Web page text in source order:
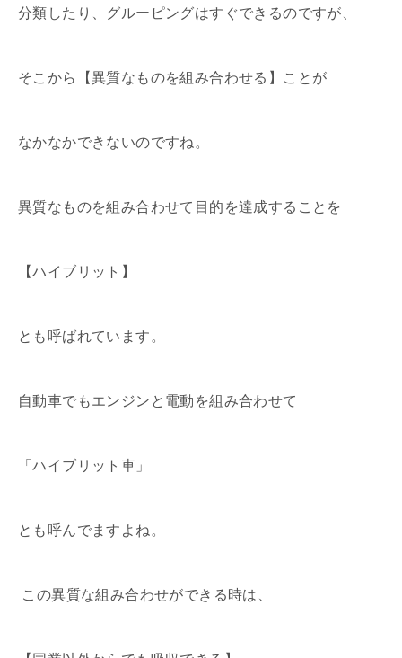
分類したり、グルーピングはすぐできるのですが、
そこから【異質なものを組み合わせる】ことが
なかなかできないのですね。
異質なものを組み合わせて目的を達成することを
【ハイブリット】
とも呼ばれています。
自動車でもエンジンと電動を組み合わせて
「ハイブリット車」
とも呼んでますよね。
この異質な組み合わせができる時は、